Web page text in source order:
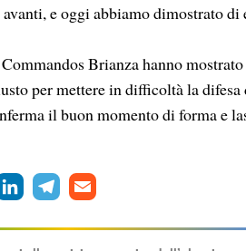
e oggi abbiamo dimostrato di
Brianza hanno
per mettere in difficoltà la
il buon momento di forma e